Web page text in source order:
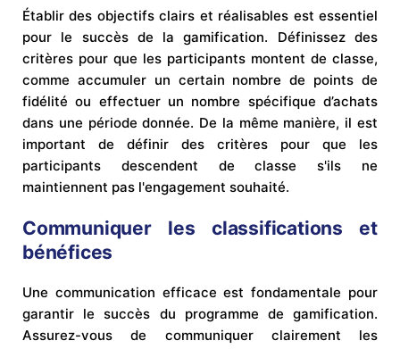
Établir des objectifs clairs et réalisables est essentiel
pour le succès de la gamification. Définissez des
critères pour que les participants montent de classe,
comme accumuler un certain nombre de points de
fidélité ou effectuer un nombre spécifique d’achats
dans une période donnée. De la même manière, il est
important de définir des critères pour que les
participants descendent de classe s'ils ne
maintiennent pas l'engagement souhaité.
Communiquer les classifications et
bénéfices
Une communication efficace est fondamentale pour
garantir le succès du programme de gamification.
Assurez-vous de communiquer clairement les